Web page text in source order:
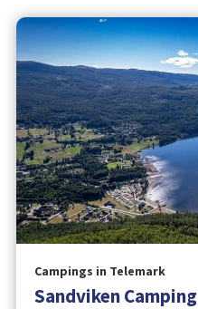
Campings in Telemark
Sandviken Camping